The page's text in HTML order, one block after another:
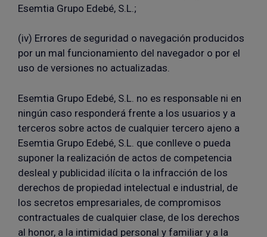
Esemtia Grupo Edebé, S.L.;
(iv) Errores de seguridad o navegación producidos
por un mal funcionamiento del navegador o por el
uso de versiones no actualizadas.
Esemtia Grupo Edebé, S.L. no es responsable ni en
ningún caso responderá frente a los usuarios y a
terceros sobre actos de cualquier tercero ajeno a
Esemtia Grupo Edebé, S.L. que conlleve o pueda
suponer la realización de actos de competencia
desleal y publicidad ilícita o la infracción de los
derechos de propiedad intelectual e industrial, de
los secretos empresariales, de compromisos
contractuales de cualquier clase, de los derechos
al honor, a la intimidad personal y familiar y a la